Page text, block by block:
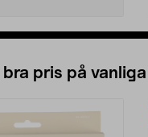
pris på